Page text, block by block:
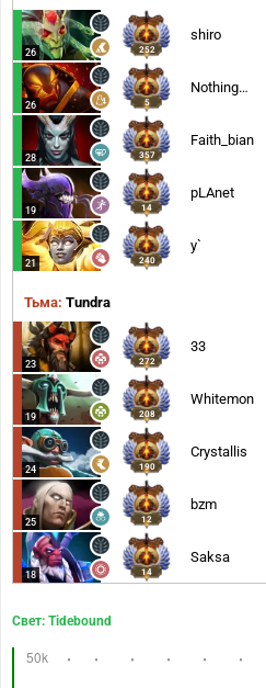
26 252
shiro
26 5
NothingToSay
28 357
Faith_bian
19 14
pLAnet
21 240
y`
Тьма: Tundra
23 272
33
19 208
Whitemon
24 190
Crystallis
25 12
bzm
18 14
Saksa
Свет: Tidebound